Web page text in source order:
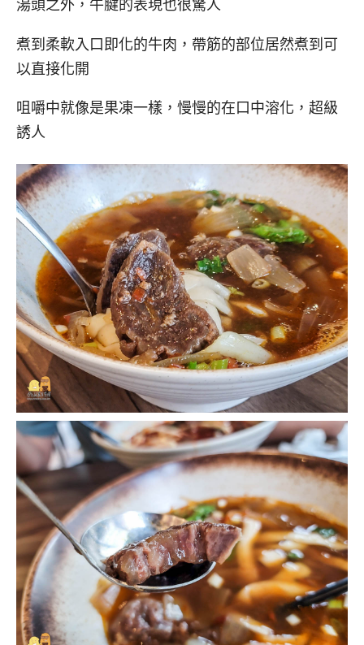
湯頭之外，牛腱的表現也很驚人
煮到柔軟入口即化的牛肉，帶筋的部位居然煮到可
以直接化開
咀嚼中就像是果凍一樣，慢慢的在口中溶化，超級
誘人